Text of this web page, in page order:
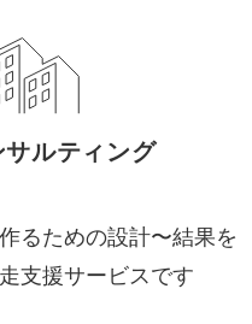
ルティング
るための設計〜結果を
支援サービスです